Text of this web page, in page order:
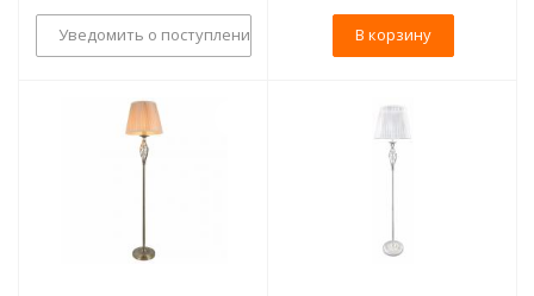
Уведомить о поступлении В корзину